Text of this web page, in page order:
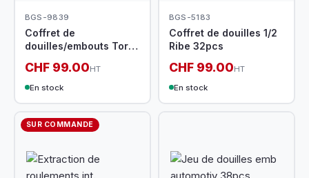
BGS-9839
Coffret de
douilles/embouts Torx
CHF 99.00HT
En stock
BGS-5183
Coffret de douilles 1/2
Ribe 32pcs
CHF 99.00HT
En stock
SUR COMMANDE